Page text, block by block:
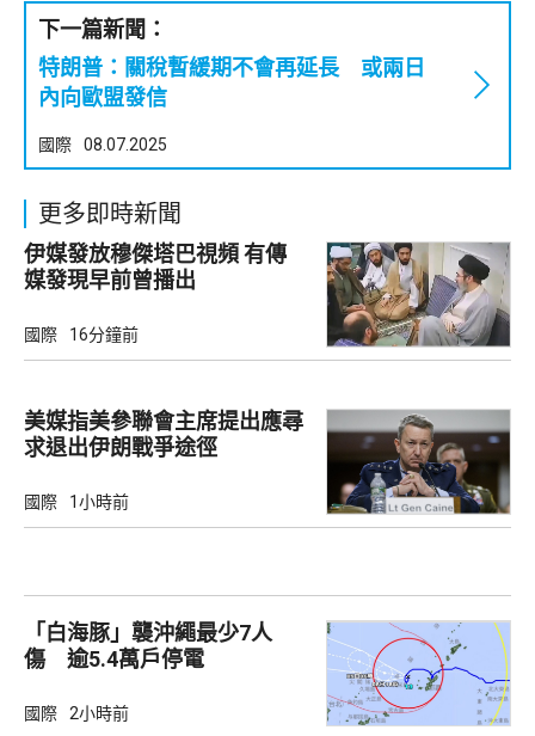
下一篇新聞：
特朗普：關稅暫緩期不會再延長 或兩日
內向歐盟發信
國際 08.07.2025
更多即時新聞
伊媒發放穆傑塔巴視頻 有傳
媒發現早前曾播出
國際 16分鐘前
美媒指美參聯會主席提出應尋
求退出伊朗戰爭途徑
國際 1小時前
「白海豚」襲沖繩最少7人
傷 逾5.4萬戶停電
國際 2小時前